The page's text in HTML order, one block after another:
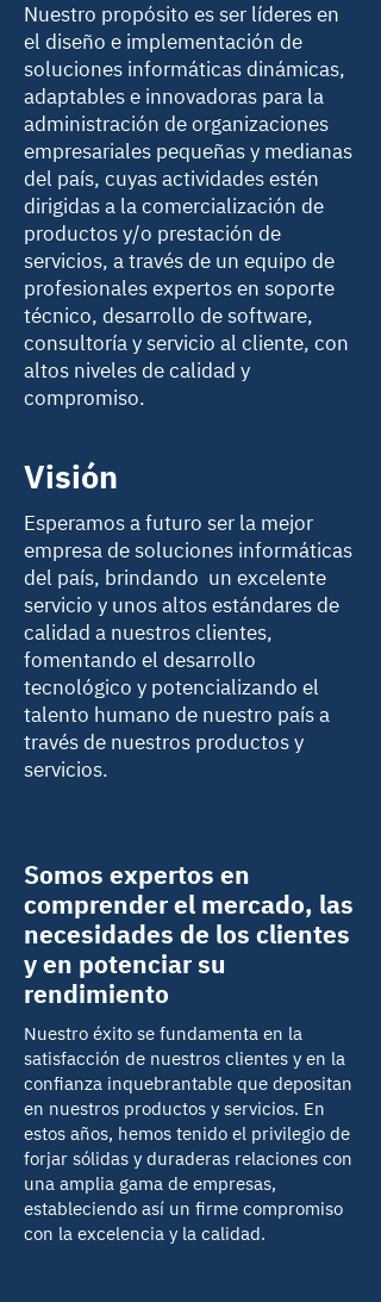
Nuestro propósito es ser líderes en
el diseño e implementación de
soluciones informáticas dinámicas,
adaptables e innovadoras para la
administración de organizaciones
empresariales pequeñas y medianas
del país, cuyas actividades estén
dirigidas a la comercialización de
productos y/o prestación de
servicios, a través de un equipo de
profesionales expertos en soporte
técnico, desarrollo de software,
consultoría y servicio al cliente, con
altos niveles de calidad y
compromiso.
Visión
Esperamos a futuro ser la mejor
empresa de soluciones informáticas
del país, brindando un excelente
servicio y unos altos estándares de
calidad a nuestros clientes,
fomentando el desarrollo
tecnológico y potencializando el
talento humano de nuestro país a
través de nuestros productos y
servicios.
Somos expertos en
comprender el mercado, las
necesidades de los clientes
y en potenciar su
rendimiento
Nuestro éxito se fundamenta en la
satisfacción de nuestros clientes y en la
confianza inquebrantable que depositan
en nuestros productos y servicios. En
estos años, hemos tenido el privilegio de
forjar sólidas y duraderas relaciones con
una amplia gama de empresas,
estableciendo así un firme compromiso
con la excelencia y la calidad.